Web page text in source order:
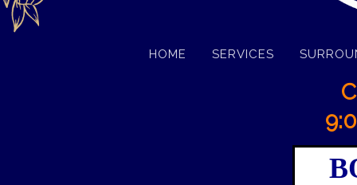
HOME SERVICES